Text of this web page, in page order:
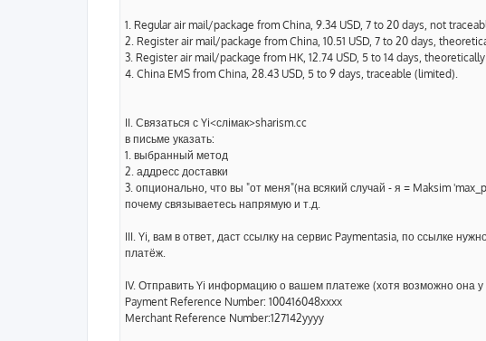
1. Regular air mail/package from China, 9.34 USD, 7 to 20 days, not
2. Register air mail/package from China, 10.51 USD, 7 to 20 days,
3. Register air mail/package from HK, 12.74 USD, 5 to 14 days,
4. China EMS from China, 28.43 USD, 5 to 9 days, traceable (limited).
II. Связаться с Yi<слiмак>sharism.cc
в письме указать:
1. выбранный метод
2. аддресс доставки
3. опционально, что вы "от меня"(на всякий случай - я = Maksim
почему связываетесь напрямую и т.д.
III. Yi, вам в ответ, даст ссылку на сервис Paymentasia, по ссылке
платёж.
IV. Отправить Yi информацию о вашем платеже (хотя возможно она у
Payment Reference Number: 100416048xxxx
Merchant Reference Number:127142yyyy